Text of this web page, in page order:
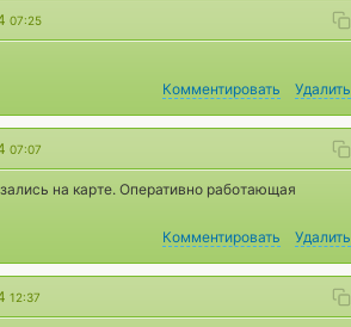
07:25
Комментировать
Удалить
07:07
на карте. Оперативно работающая
Комментировать
Удалить
12:37